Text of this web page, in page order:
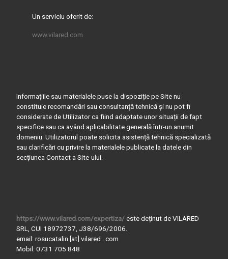
Un serviciu oferit de:
www.vilared.com
Informațiile sau materialele puse la dispoziție pe Site nu
constituie recomandări sau consultanță tehnică și nu pot fi
considerate de Utilizator ca fiind adaptate unor situații de fapt
specifice sau ca având aplicabilitate generală într-un anumit
domeniu. Utilizatorul poate solicita asistență tehnică specializată
sau clarificări cu privire la materialele publicate la datele din
secțiunea Contact a Site-ului.
https://www.vilared.com/expertiza/este deținut de VILARED
SRL, CUI 18972737, J38/696/2006.
email: rosucatalin [at] vilared . com
Mobil: 0731 705 848